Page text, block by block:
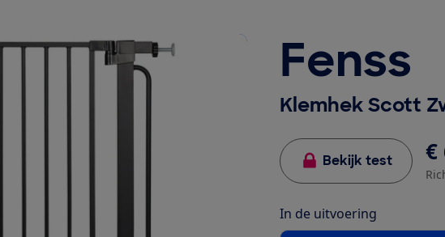
Fenss
Klemhek Scott
Bekijk test €
In de uitvoering